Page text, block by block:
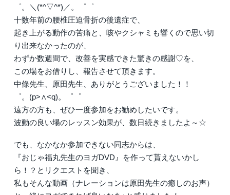
゜。＼(*^▽^*)／。゜゜
十数年前の腰椎圧迫骨折の後遺症で、
起き上がる動作の苦痛と、咳やクシャミも響くので思い切
り出来なかったのが、
わずか数週間で、改善を実感できた驚きの感謝♡を、
この場をお借りし、報告させて頂きます。
中條先生、原田先生、ありがとうございました！！
゜。(p>∧<q)。゜゜
遠方の方も、ぜひ一度参加をお勧めしたいです。
波動の良い場のレッスン効果が、数日続きましたよ～☆
でも、なかなか参加できない同志からは、
『おじゃ福丸先生のヨガDVD』を作って貰えないかし
ら！？とリクエストを聞き、
私もそんな動画（ナレーションは原田先生の癒しのお声）